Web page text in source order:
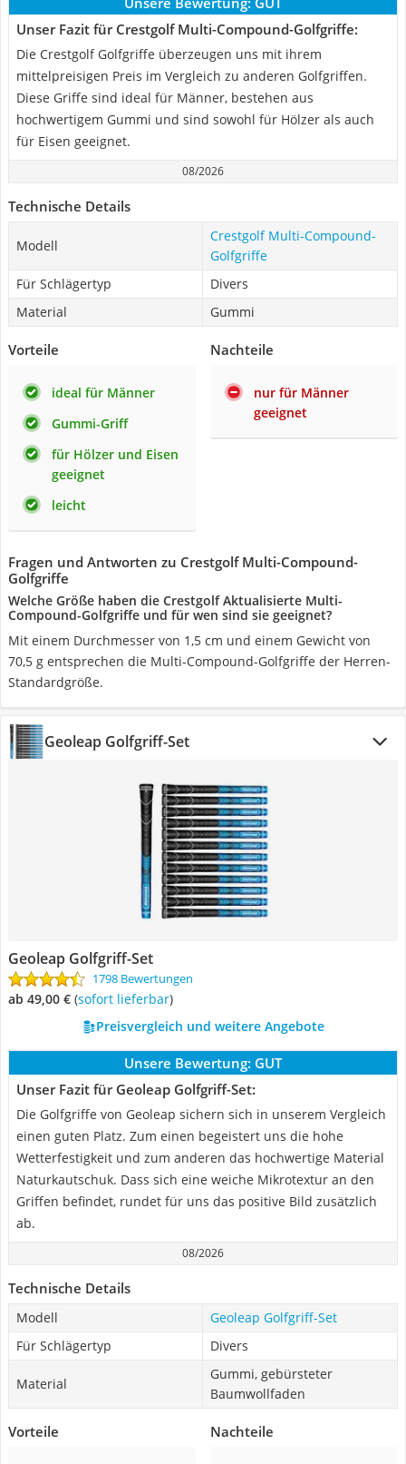
Unser Fazit für Crestgolf Multi-Compound-Golfgriffe:
Die Crestgolf Golfgriffe überzeugen uns mit ihrem
mittelpreisigen Preis im Vergleich zu anderen Golfgriffen.
Diese Griffe sind ideal für Männer, bestehen aus
hochwertigem Gummi und sind sowohl für Hölzer als auch
für Eisen geeignet.
08/2026
Technische Details
Modell
Crestgolf Multi-Compound-
Golfgriffe
Für Schlägertyp
Divers
Material
Gummi
Vorteile
ideal für Männer
Gummi-Griff
für Hölzer und Eisen
geeignet
leicht
Nachteile
nur für Männer
geeignet
Fragen und Antworten zu Crestgolf Multi-Compound-
Golfgriffe
Welche Größe haben die Crestgolf Aktualisierte Multi-
Compound-Golfgriffe und für wen sind sie geeignet?
Mit einem Durchmesser von 1,5 cm und einem Gewicht von
70,5 g entsprechen die Multi-Compound-Golfgriffe der Herren-
Standardgröße.
Geoleap Golfgriff-Set
Geoleap Golfgriff-Set
1798 Bewertungen
ab 49,00 € ( Sofort lieferbar)
Preisvergleich und weitere Angebote
Unsere Bewertung: GUT
Unser Fazit für Geoleap Golfgriff-Set:
Die Golfgriffe von Geoleap sichern sich in unserem Vergleich
einen guten Platz. Zum einen begeistert uns die hohe
Wetterfestigkeit und zum anderen das hochwertige Material
Naturkautschuk. Dass sich eine weiche Mikrotextur an den
Griffen befindet, rundet für uns das positive Bild zusätzlich
ab.
08/2026
Technische Details
Modell
Geoleap Golfgriff-Set
Für Schlägertyp
Divers
Material
Gummi, gebürsteter
Baumwollfaden
Vorteile Nachteile